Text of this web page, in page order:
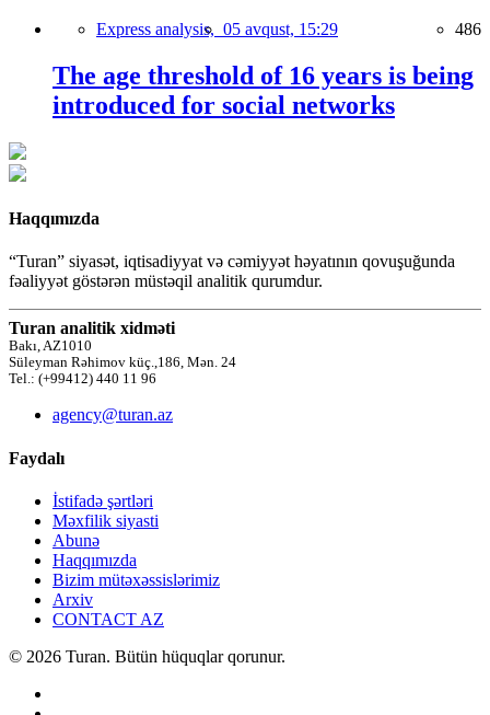
Express analysis, 05 avqust, 15:29 486
The age threshold of 16 years is being
introduced for social networks
Haqqımızda
“Turan” siyasət, iqtisadiyyat və cəmiyyət həyatının qovuşuğunda
fəaliyyət göstərən müstəqil analitik qurumdur.
Turan analitik xidməti
Bakı, AZ1010
Süleyman Rəhimov küç.,186, Mən. 24
Tel.: (+99412) 440 11 96
agency@turan.az
Faydalı
İstifadə şərtləri
Məxfilik siyasti
Abunə
Haqqımızda
Bizim mütəxəssislərimiz
Arxiv
CONTACT AZ
© 2026 Turan. Bütün hüquqlar qorunur.